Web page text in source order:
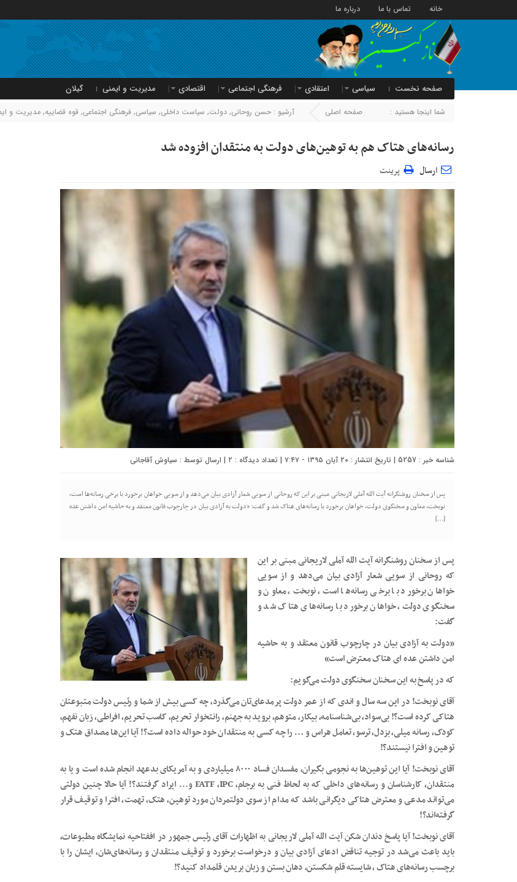
خانه تماس با ما درباره ما
صفحه نخست سیاسی اعتقادی فرهنگی اجتماعی اقتصادی مدیریت و ایمنی گیلان
شما اینجا هستید : صفحه اصلی آرشیو : حسن روحانی, دولت, سیاست داخلی, سیاسی, فرهنگی اجتماعی, قوه قضاییه, مدیریت و
رسانه‌های هتاک هم به توهین‌های دولت به منتقدان افزوده شد
ارسال پرینت
شناسه خبر : 5257 | تاریخ انتشار : ۲۰ آبان ۱۳۹۵ - ۷:۴۷ | تعداد دیدگاه : ۲ | ارسال توسط : سیاوش آقاجانی
پس از سخنان روشنگرانه آیت الله آملی لاریجانی مبنی بر این که روحانی از سویی شعار آزادی بیان می‌دهد و از سویی خواهان برخورد با برخی رسانه‌ها است،
نوبخت، معاون و سخنگوی دولت، خواهان برخورد با رسانه‌های هتاک شد و گفت: «دولت به آزادی بیان در چارچوب قانون معتقد و به حاشیه امن داشتن عده
[…]
پس از سخنان روشنگرانه آیت الله آملی لاریجانی مبنی بر این
که روحانی از سویی شعار آزادی بیان می‌دهد و از سویی
خواهان برخورد با برخی رسانه‌ها است، نوبخت، معاون و
سخنگوی دولت، خواهان برخورد با رسانه‌های هتاک شد و
گفت:
«دولت به آزادی بیان در چارچوب قانون معتقد و به حاشیه
امن داشتن عده ای هتاک معترض است»
که در پاسخ به این سخنان سخنگوی دولت می‌گویم:
آقای نوبخت! در این سه سال و اندی که از عمر دولت پر‌مدعای‌تان می‌گذرد، چه کسی بیش از شما و رئیس دولت متبوعتان
هتاکی کرده است؟! بی‌سواد، بی‌شناسنامه، بیکار، متوهم، بروید به جهنم، رانتخوار تحریم، کاسب تحریم، افراطی، زبان نفهم،
کودک، رسانه میلی، بزدل، ترسو، تعامل هراس و … را چه کسی به منتقدان خود حواله داده است؟! آیا این‌ها مصداق هتک و
توهین و افترا نیستند؟!
آقای نوبخت! آیا این توهین‌ها به نجومی بگیران، مفسدان فساد ۸۰۰۰ میلیاردی و به آمریکای بدعهد انجام شده است و یا به
منتقدان، کارشناسان و رسانه‌های داخلی که به لحاظ فنی به برجام، FATF ،IPC و… ایراد گرفتند؟! آیا حالا چنین دولتی
می‌تواند مدعی و معترض هتاکی دیگرانی باشد که مدام از سوی دولتمردان مورد توهین، هتک، تهمت، افترا و توقیف قرار
گرفته‌اند؟!
آقای نوبخت! آیا پاسخ دندان شکن آیت الله آملی لاریجانی به اظهارات آقای رئیس جمهور در اففتاحیه نمایشگاه مطبوعات،
باید باعث می‌شد در توجیه تناقض ادعای آزادی بیان و درخواست برخورد و توقیف منتقدان و رسانه‌های‌شان، ایشان را با
برچسب رسانه‌های هتاک ، شایسته قلم شکستن، دهان بستن و زبان بریدن قلمداد کنید؟!